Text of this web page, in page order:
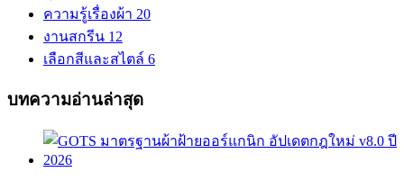
ความรู้เรื่องผ้า 20
งานสกรีน 12
เลือกสีและสไตล์ 6
บทความอ่านล่าสุด